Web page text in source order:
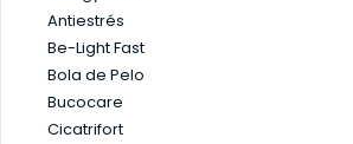
Antiestrés
Be-Light Fast
Bola de Pelo
Bucocare
Cicatrifort